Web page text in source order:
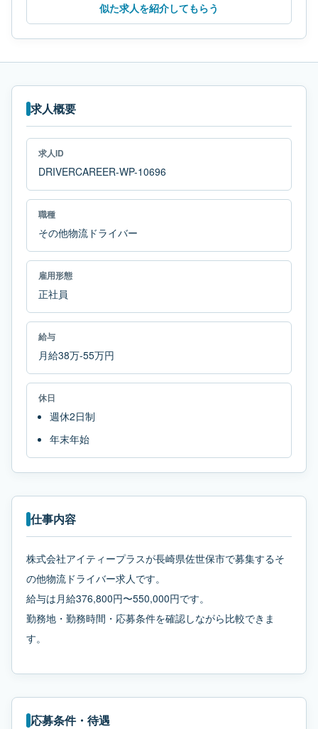
似た求人を紹介してもらう
求人概要
求人ID
DRIVERCAREER-WP-10696
職種
その他物流ドライバー
雇用形態
正社員
給与
月給38万-55万円
休日
週休2日制
年末年始
仕事内容
株式会社アイティープラスが長崎県佐世保市で募集するそ
の他物流ドライバー求人です。
給与は月給376,800円〜550,000円です。
勤務地・勤務時間・応募条件を確認しながら比較できま
す。
応募条件・待遇